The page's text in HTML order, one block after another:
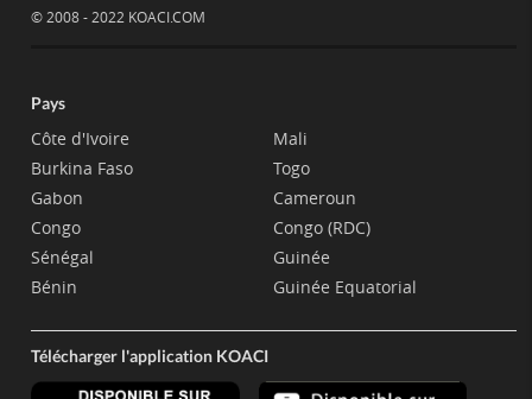
© 2008 - 2022 KOACI.COM
Pays
Côte d'Ivoire
Burkina Faso
Gabon
Congo
Sénégal
Bénin
Mali
Togo
Cameroun
Congo (RDC)
Guinée
Guinée Equatorial
Télécharger l'application KOACI